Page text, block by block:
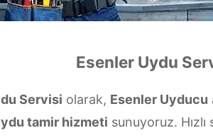
Esenler Uydu
Servisi olarak, Esenler Uyducu
tamir hizmeti sunuyoruz.